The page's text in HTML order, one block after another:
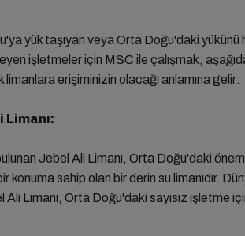
yük taşıyan veya Orta Doğu'daki yükünü
işletmeler için MSC ile çalışmak,
limanlara erişiminizin olacağı anlamına gelir:
Limanı:
Jebel Ali Limanı, Orta Doğu'daki önemli
konuma sahip olan bir derin su limanıdır.
Ali Limanı, Orta Doğu'daki sayısız işletme